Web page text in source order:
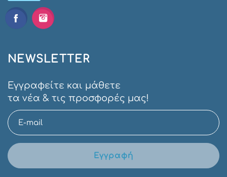
NEWSLETTER
Εγγραφείτε και μάθετε
τα νέα & τις προσφορές μας!
Εγγραφή